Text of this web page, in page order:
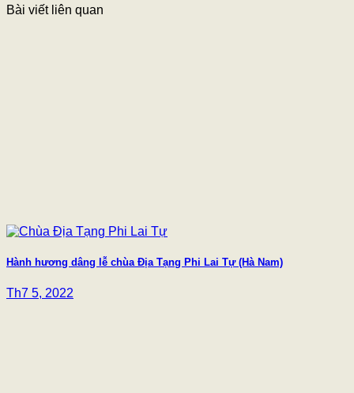
Bài viết liên quan
Hành hương dâng lễ chùa Địa Tạng Phi Lai Tự (Hà Nam)
Th7 5, 2022